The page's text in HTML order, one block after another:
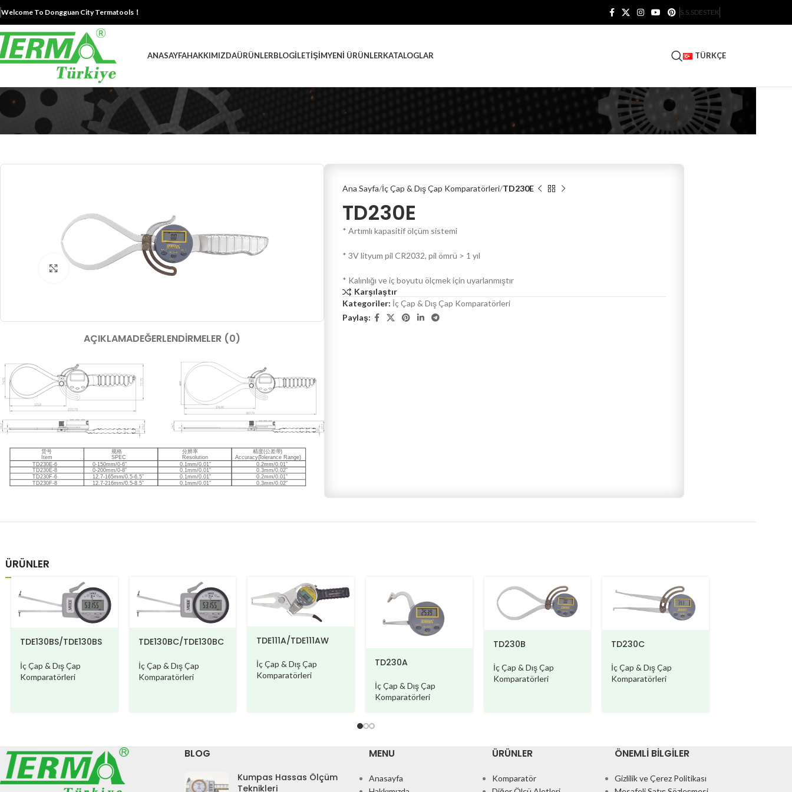
Welcome To Dongguan City Termatools！ S.S.SDESTEK
ANASAYFAHAKKIMIZDAÜRÜNLERBLOGİLETIŞIMYENI ÜRÜNLERKATALOGLAR TÜRKÇE
Büyütmek için tıklayın
AÇIKLAMADEĞERLENDIRMELER (0)
Ana Sayfa İç Çap & Dış Çap Komparatörleri TD230E
TD230E
* Artımlı kapasitif ölçüm sistemi
* 3V lityum pil CR2032, pil ömrü > 1 yıl
* Kalınlığı ve iç boyutu ölçmek için uyarlanmıştır
Karşılaştır
Kategoriler: İç Çap & Dış Çap Komparatörleri
Paylaş:
ÜRÜNLER
TDE130BS/TDE130BS
İç Çap & Dış Çap
Komparatörleri
TDE130BC/TDE130BC
İç Çap & Dış Çap
Komparatörleri
TDE111A/TDE111AW
İç Çap & Dış Çap
Komparatörleri
TD230A
İç Çap & Dış Çap
Komparatörleri
TD230B
İç Çap & Dış Çap
Komparatörleri
TD230C
İç Çap & Dış Çap
Komparatörleri
BLOG
Kumpas Hassas Ölçüm
Teknikleri
MENU
Anasayfa
ÜRÜNLER
Komparatör
ÖNEMLI BILGILER
Gizlilik ve Çerez Politikası